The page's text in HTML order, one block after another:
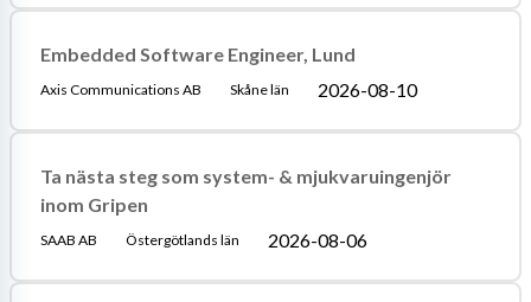
Embedded Software Engineer, Lund
Axis Communications AB Skåne län 2026-08-10
Ta nästa steg som system- & mjukvaruingenjör
inom Gripen
SAAB AB Östergötlands län 2026-08-06